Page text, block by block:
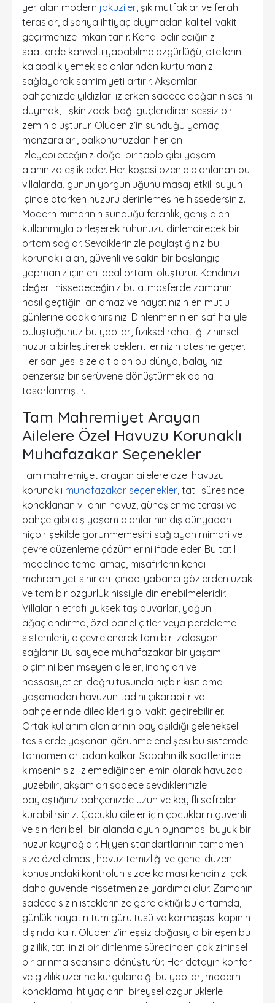
yer alan modern jakuziler, şık mutfaklar ve ferah
teraslar, dışarıya ihtiyaç duymadan kaliteli vakit
geçirmenize imkan tanır. Kendi belirlediğiniz
saatlerde kahvaltı yapabilme özgürlüğü, otellerin
kalabalık yemek salonlarından kurtulmanızı
sağlayarak samimiyeti artırır. Akşamları
bahçenizde yıldızları izlerken sadece doğanın sesini
duymak, ilişkinizdeki bağı güçlendiren sessiz bir
zemin oluşturur. Ölüdeniz’in sunduğu yamaç
manzaraları, balkonunuzdan her an
izleyebileceğiniz doğal bir tablo gibi yaşam
alanınıza eşlik eder. Her köşesi özenle planlanan bu
villalarda, günün yorgunluğunu masaj etkili suyun
içinde atarken huzuru derinlemesine hissedersiniz.
Modern mimarinin sunduğu ferahlık, geniş alan
kullanımıyla birleşerek ruhunuzu dinlendirecek bir
ortam sağlar. Sevdiklerinizle paylaştığınız bu
korunaklı alan, güvenli ve sakin bir başlangıç
yapmanız için en ideal ortamı oluşturur. Kendinizi
değerli hissedeceğiniz bu atmosferde zamanın
nasıl geçtiğini anlamaz ve hayatınızın en mutlu
günlerine odaklanırsınız. Dinlenmenin en saf haliyle
buluştuğunuz bu yapılar, fiziksel rahatlığı zihinsel
huzurla birleştirerek beklentilerinizin ötesine geçer.
Her saniyesi size ait olan bu dünya, balayınızı
benzersiz bir serüvene dönüştürmek adına
tasarlanmıştır.
Tam Mahremiyet Arayan
Ailelere Özel Havuzu Korunaklı
Muhafazakar Seçenekler
Tam mahremiyet arayan ailelere özel havuzu
korunaklı muhafazakar seçenekler, tatil süresince
konaklanan villanın havuz, güneşlenme terası ve
bahçe gibi dış yaşam alanlarının dış dünyadan
hiçbir şekilde görünmemesini sağlayan mimari ve
çevre düzenleme çözümlerini ifade eder. Bu tatil
modelinde temel amaç, misafirlerin kendi
mahremiyet sınırları içinde, yabancı gözlerden uzak
ve tam bir özgürlük hissiyle dinlenebilmeleridir.
Villaların etrafı yüksek taş duvarlar, yoğun
ağaçlandırma, özel panel çitler veya perdeleme
sistemleriyle çevrelenerek tam bir izolasyon
sağlanır. Bu sayede muhafazakar bir yaşam
biçimini benimseyen aileler, inançları ve
hassasiyetleri doğrultusunda hiçbir kısıtlama
yaşamadan havuzun tadını çıkarabilir ve
bahçelerinde diledikleri gibi vakit geçirebilirler.
Ortak kullanım alanlarının paylaşıldığı geleneksel
tesislerde yaşanan görünme endişesi bu sistemde
tamamen ortadan kalkar. Sabahın ilk saatlerinde
kimsenin sizi izlemediğinden emin olarak havuzda
yüzebilir, akşamları sadece sevdiklerinizle
paylaştığınız bahçenizde uzun ve keyifli sofralar
kurabilirsiniz. Çocuklu aileler için çocukların güvenli
ve sınırları belli bir alanda oyun oynaması büyük bir
huzur kaynağıdır. Hijyen standartlarının tamamen
size özel olması, havuz temizliği ve genel düzen
konusundaki kontrolün sizde kalması kendinizi çok
daha güvende hissetmenize yardımcı olur. Zamanın
sadece sizin isteklerinize göre aktığı bu ortamda,
günlük hayatın tüm gürültüsü ve karmaşası kapının
dışında kalır. Ölüdeniz’in eşsiz doğasıyla birleşen bu
gizlilik, tatilinizi bir dinlenme sürecinden çok zihinsel
bir arınma seansına dönüştürür. Her detayın konfor
ve gizlilik üzerine kurgulandığı bu yapılar, modern
konaklama ihtiyaçlarını bireysel özgürlüklerle